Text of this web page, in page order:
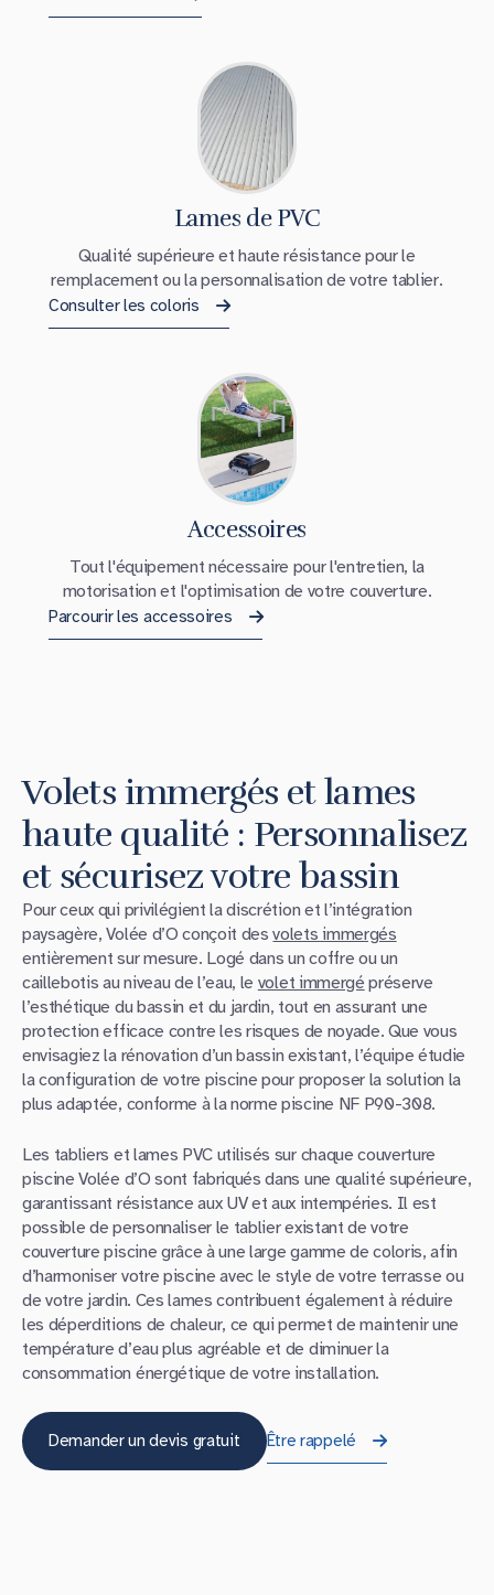
Lames de PVC
Qualité supérieure et haute résistance pour le
remplacement ou la personnalisation de votre tablier.
Consulter les coloris
Accessoires
Tout l'équipement nécessaire pour l'entretien, la
motorisation et l'optimisation de votre couverture.
Parcourir les accessoires
Volets immergés et lames
haute qualité : Personnalisez
et sécurisez votre bassin
Pour ceux qui privilégient la discrétion et l’intégration
paysagère, Volée d’O conçoit desvolets immergés
entièrement sur mesure. Logé dans un coffre ou un
caillebotis au niveau de l’eau, le volet immergé préserve
l’esthétique du bassin et du jardin, tout en assurant une
protection efficace contre les risques de noyade. Que vous
envisagiez la rénovation d’un bassin existant, l’équipe étudie
la configuration de votre piscine pour proposer la solution la
plus adaptée, conforme à la norme piscine NF P90-308.
Les tabliers et lames PVC utilisés sur chaque couverture
piscine Volée d’O sont fabriqués dans une qualité supérieure,
garantissant résistance aux UV et aux intempéries. Il est
possible de personnaliser le tablier existant de votre
couverture piscine grâce à une large gamme de coloris, afin
d’harmoniser votre piscine avec le style de votre terrasse ou
de votre jardin. Ces lames contribuent également à réduire
les déperditions de chaleur, ce qui permet de maintenir une
température d’eau plus agréable et de diminuer la
consommation énergétique de votre installation.
Demander un devis gratuit Être rappelé